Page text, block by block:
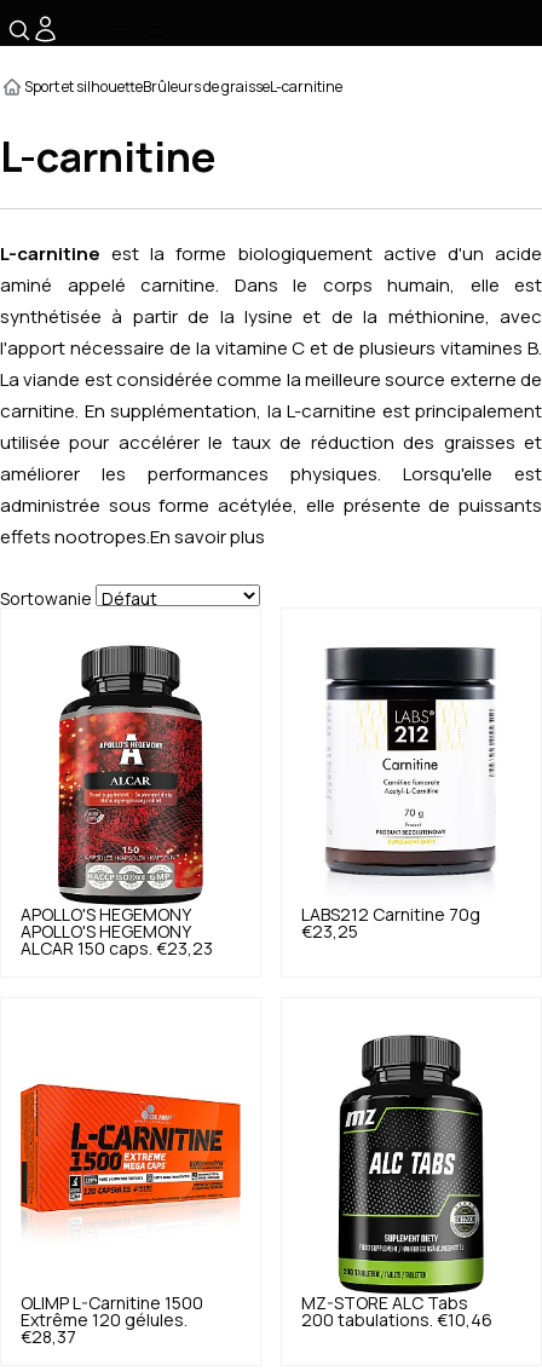
Sport et silhouetteBrûleurs de graisseL-carnitine
L-carnitine
L-carnitine est la forme biologiquement active d'un acide
aminé appelé carnitine. Dans le corps humain, elle est
synthétisée à partir de la lysine et de la méthionine, avec
l'apport nécessaire de la vitamine C et de plusieurs vitamines B.
La viande est considérée comme la meilleure source externe de
carnitine. En supplémentation, la L-carnitine est principalement
utilisée pour accélérer le taux de réduction des graisses et
améliorer les performances physiques. Lorsqu'elle est
administrée sous forme acétylée, elle présente de puissants
effets nootropes. En savoir plus
Sortowanie
APOLLO'S HEGEMONY
APOLLO'S HEGEMONY
ALCAR 150 caps. €23,23
LABS212 Carnitine 70g
€23,25
OLIMP
L-Carnitine 1500
Extrême 120 gélules.
€28,37
MZ-STORE ALC Tabs
200 tabulations. €10,46